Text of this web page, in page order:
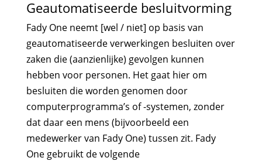
Geautomatiseerde besluitvorming
Fady One neemt [wel / niet] op basis van
geautomatiseerde verwerkingen besluiten over
zaken die (aanzienlijke) gevolgen kunnen
hebben voor personen. Het gaat hier om
besluiten die worden genomen door
computerprogramma’s of -systemen, zonder
dat daar een mens (bijvoorbeeld een
medewerker van Fady One) tussen zit. Fady
One gebruikt de volgende